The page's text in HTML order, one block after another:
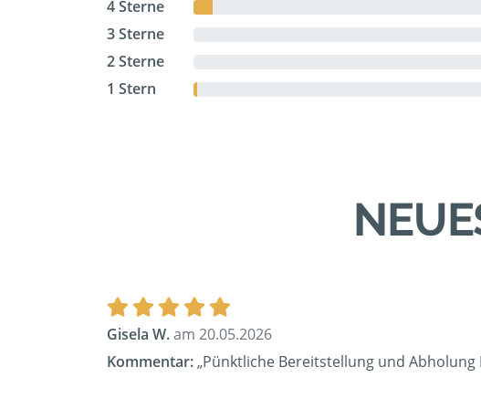
4 Sterne
3 Sterne
2 Sterne
1 Stern
Gisela W.am 20.05.2026
Kommentar:„Pünktliche Bereitstellung und